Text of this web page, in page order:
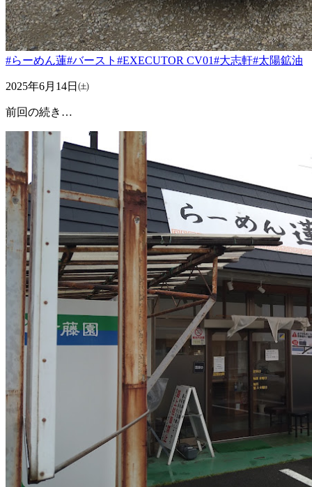
#らーめん蓮#バースト #EXECUTOR CV01#大志軒#太陽鉱油
2025年6月14日㈯
前回の続き…